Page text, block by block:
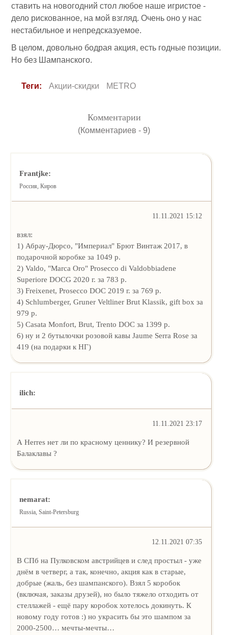
ставить на новогодний стол любое наше игристое -
дело рискованное, на мой взгляд. Очень оно у нас
нестабильное и непредсказуемое.
В целом, довольно бодрая акция, есть годные позиции.
Но без Шампанского.
Теги: Акции-скидки METRO
Комментарии
(Комментариев - 9)
Frantjke:
Россия, Киров
11.11.2021 15:12
взял:
1) Абрау-Дюрсо, "Империал" Брют Винтаж 2017, в
подарочной коробке за 1049 р.
2) Valdo, "Marca Oro" Prosecco di Valdobbiadene
Superiore DOCG 2020 г. за 783 р.
3) Freixenet, Prosecco DOC 2019 г. за 769 р.
4) Schlumberger, Gruner Veltliner Brut Klassik, gift box за
979 р.
5) Casata Monfort, Brut, Trento DOC за 1399 р.
6) ну и 2 бутылочки розовой кавы Jaume Serra Rose за
419 (на подарки к НГ)
ilich:
11.11.2021 23:17
А Herres нет ли по красному ценнику? И резервной
Балаклавы ?
nemarat:
Russia, Saint-Petersburg
12.11.2021 07:35
В СПб на Пулковском австрийцев и след простыл - уже
днём в четверг, а так, конечно, акция как в старые,
добрые (жаль, без шампанского). Взял 5 коробок
(включая, заказы друзей), но было тяжело отходить от
стеллажей - ещё пару коробок хотелось докинуть. К
новому году готов :) но украсить бы это шампом за
2000-2500… мечты-мечты…